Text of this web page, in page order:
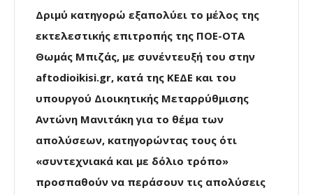
Δριμύ κατηγορώ εξαπολύει το μέλος της
εκτελεστικής επιτροπής της ΠΟΕ-ΟΤΑ
Θωμάς Μπιζάς, με συνέντευξή του στην
aftodioikisi.gr, κατά της ΚΕΔΕ και του
υπουργού Διοικητικής Μεταρρύθμισης
Αντώνη Μανιτάκη για το θέμα των
απολύσεων, κατηγορώντας τους ότι
«συντεχνιακά και με δόλιο τρόπο»
προσπαθούν να περάσουν τις απολύσεις